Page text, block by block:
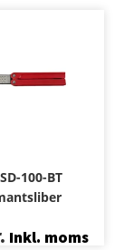
100-BT
Inkl. moms